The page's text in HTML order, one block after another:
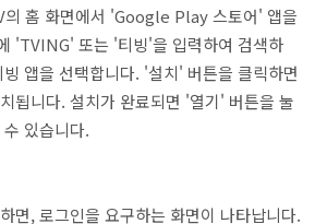
의 홈 화면에서 'Google Play 스토어' 앱을
'TVING' 또는 '티빙'을 입력하여 검색하
앱을 선택합니다. '설치' 버튼을 클릭하면
됩니다. 설치가 완료되면 '열기' 버튼을 눌
있습니다.
면, 로그인을 요구하는 화면이 나타납니다.